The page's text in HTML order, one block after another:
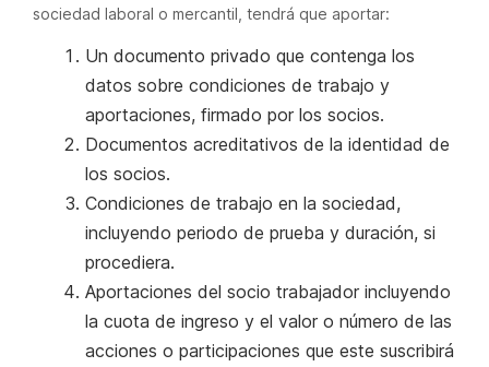
sociedad laboral o mercantil, tendrá que aportar:
Un documento privado que contenga los
datos sobre condiciones de trabajo y
aportaciones, firmado por los socios.
Documentos acreditativos de la identidad de
los socios.
Condiciones de trabajo en la sociedad,
incluyendo periodo de prueba y duración, si
procediera.
Aportaciones del socio trabajador incluyendo
la cuota de ingreso y el valor o número de las
acciones o participaciones que este suscribirá